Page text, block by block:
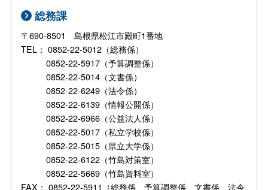
総務課
〒690-8501 島根県松江市殿町1番地
TEL： 0852-22-5012（総務係）
0852-22-5917（予算調整係）
0852-22-5014（文書係）
0852-22-6249（法令係）
0852-22-6139（情報公開係）
0852-22-6966（公益法人係）
0852-22-5017（私立学校係）
0852-22-5015（県立大学係）
0852-22-6122（竹島対策室）
0852-22-5669（竹島資料室）
FAX： 0852-22-5911（総務係、予算調整係、文書係、法令